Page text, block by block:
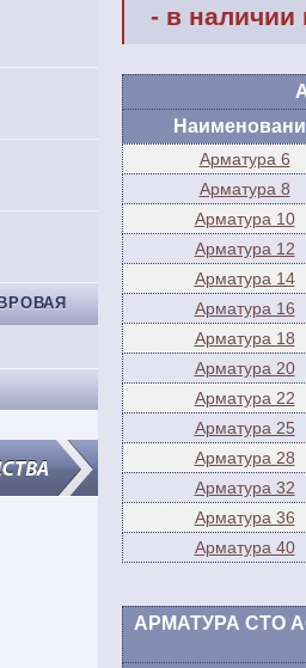
- в наличии
Арматура 6
Арматура 8
Арматура 10
Арматура 12
Арматура 14
Арматура 16
Арматура 18
Арматура 20
Арматура 22
Арматура 25
Арматура 28
Арматура 32
Арматура 36
Арматура 40
АРМАТУРА СТО